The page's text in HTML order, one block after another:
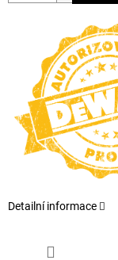
Detailní informace